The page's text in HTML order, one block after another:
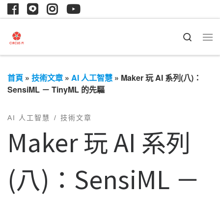
Search
首頁 » 技術文章 » AI 人工智慧 » Maker 玩 AI 系列(八)：
SensiML － TinyML 的先驅
AI 人工智慧 技術文章
Maker 玩 AI 系列
(八)：SensiML －